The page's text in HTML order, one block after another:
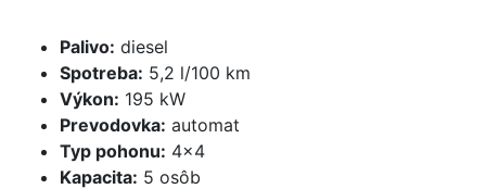
Palivo: diesel
Spotreba: 5,2 l/100 km
Výkon: 195 kW
Prevodovka: automat
Typ pohonu: 4×4
Kapacita: 5 osôb